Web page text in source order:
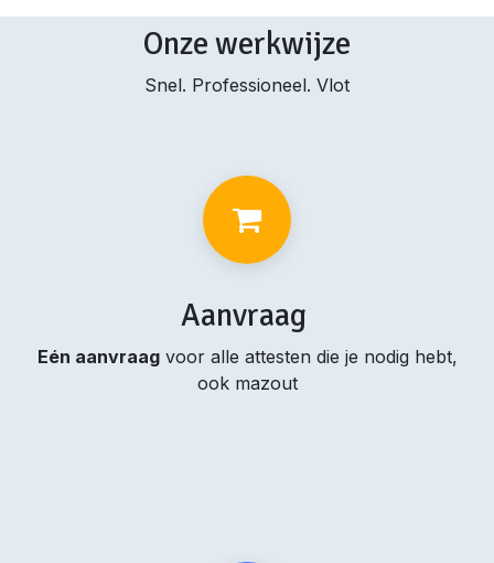
Onze werkwijze
Snel. Professioneel. Vlot
Aanvraag
Eén aanvraagvoor alle attesten die je nodig hebt,
ook mazout